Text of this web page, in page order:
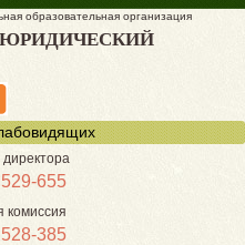
образовательная организация
529-655
комиссия
528-385